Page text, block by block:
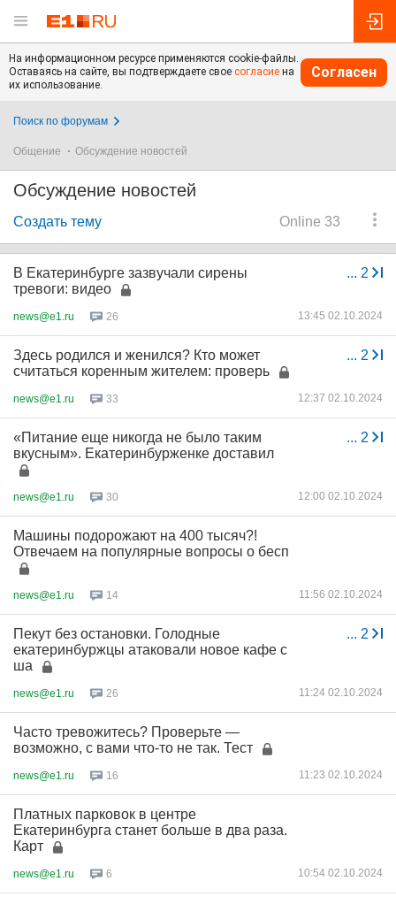
На информационном ресурсе применяются cookie-файлы.
Оставаясь на сайте, вы подтверждаете свое согласие на
их использование.
Согласен
Поиск по форумам
Общение Обсуждение новостей
Обсуждение новостей
Online 33
Создать тему
... 2
В Екатеринбурге зазвучали сирены
тревоги: видео
news@e1.ru 26 13:45 02.10.2024
... 2
Здесь родился и женился? Кто может
считаться коренным жителем: проверь
news@e1.ru 33 12:37 02.10.2024
... 2
«Питание еще никогда не было таким
вкусным». Екатеринбурженке доставил
news@e1.ru 30 12:00 02.10.2024
Машины подорожают на 400 тысяч?!
Отвечаем на популярные вопросы о бесп
news@e1.ru 14 11:56 02.10.2024
... 2
Пекут без остановки. Голодные
екатеринбуржцы атаковали новое кафе с
ша
news@e1.ru 26 11:24 02.10.2024
Часто тревожитесь? Проверьте —
возможно, с вами что-то не так. Тест
news@e1.ru 16 11:23 02.10.2024
Платных парковок в центре
Екатеринбурга станет больше в два раза.
Карт
news@e1.ru 6 10:54 02.10.2024